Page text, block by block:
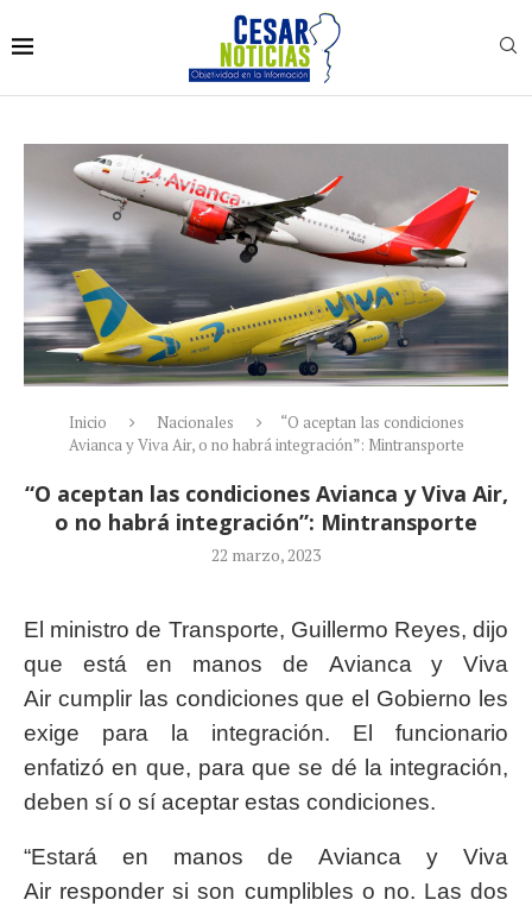
Inicio Nacionales
“O aceptan las condiciones
Avianca y Viva Air, o no habrá integración”: Mintransporte
“O aceptan las condiciones Avianca y Viva Air,
o no habrá integración”: Mintransporte
22 marzo, 2023
El ministro de Transporte, Guillermo Reyes, dijo
que está en manos de Avianca y Viva
Air cumplir las condiciones que el Gobierno les
exige para la integración. El funcionario
enfatizó en que, para que se dé la integración,
deben sí o sí aceptar estas condiciones.
“Estará en manos de Avianca y Viva
Air responder si son cumplibles o no. Las dos